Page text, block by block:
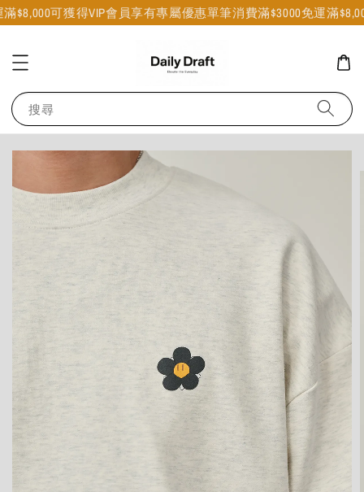
可獲得VIP會員享有專屬優惠單筆消費滿$3000免運滿$8,000
搜尋